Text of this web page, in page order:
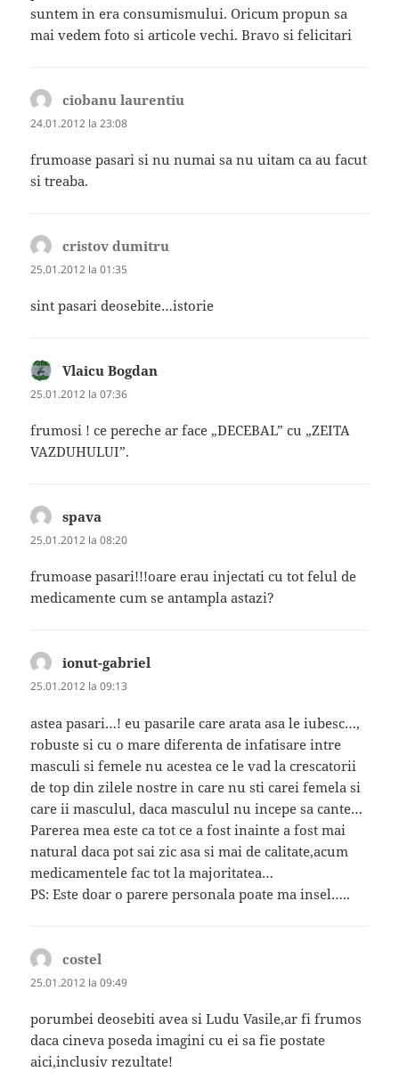
suntem in era consumismului. Oricum propun sa
mai vedem foto si articole vechi. Bravo si felicitari
ciobanu laurentiu
24.01.2012 la 23:08
frumoase pasari si nu numai sa nu uitam ca au facut
si treaba.
cristov dumitru
25.01.2012 la 01:35
sint pasari deosebite…istorie
Vlaicu Bogdan
25.01.2012 la 07:36
frumosi ! ce pereche ar face „DECEBAL” cu „ZEITA
VAZDUHULUI”.
spava
25.01.2012 la 08:20
frumoase pasari!!!oare erau injectati cu tot felul de
medicamente cum se antampla astazi?
ionut-gabriel
25.01.2012 la 09:13
astea pasari…! eu pasarile care arata asa le iubesc…,
robuste si cu o mare diferenta de infatisare intre
masculi si femele nu acestea ce le vad la crescatorii
de top din zilele nostre in care nu sti carei femela si
care ii masculul, daca masculul nu incepe sa cante…
Parerea mea este ca tot ce a fost inainte a fost mai
natural daca pot sai zic asa si mai de calitate,acum
medicamentele fac tot la majoritatea…
PS: Este doar o parere personala poate ma insel…..
costel
25.01.2012 la 09:49
porumbei deosebiti avea si Ludu Vasile,ar fi frumos
daca cineva poseda imagini cu ei sa fie postate
aici,inclusiv rezultate!